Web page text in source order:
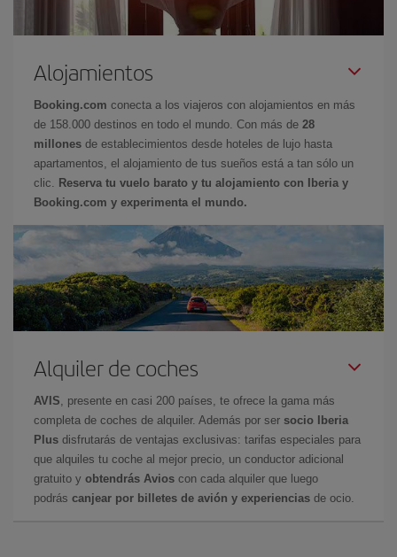
Alojamientos
Booking.com conecta a los viajeros con alojamientos en más
de 158.000 destinos en todo el mundo. Con más de 28
millones de establecimientos desde hoteles de lujo hasta
apartamentos, el alojamiento de tus sueños está a tan sólo un
clic.
Reserva tu vuelo barato y tu alojamiento con Iberia y
Booking.com y experimenta el mundo.
Alquiler de coches
AVIS , presente en casi 200 países, te ofrece la gama más
completa de coches de alquiler. Además por ser socio Iberia
Plus disfrutarás de ventajas exclusivas: tarifas especiales para
que alquiles tu coche al mejor precio, un conductor adicional
gratuito y obtendrás Avios con cada alquiler que luego
podrás canjear por billetes de avión y experiencias de ocio.